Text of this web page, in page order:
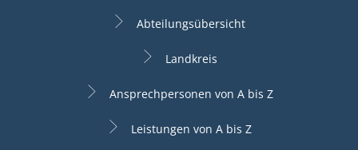
Abteilungsübersicht
Landkreis
Ansprechpersonen von A bis Z
Leistungen von A bis Z